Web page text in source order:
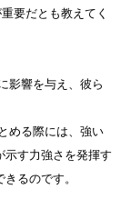
要だとも教えてく
影響を与え、彼ら
める際には、強い
示す力強さを発揮す
るのです。